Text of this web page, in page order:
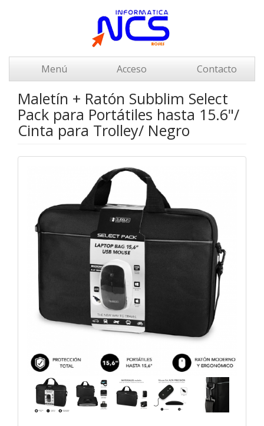
Menú Acceso Contacto
Maletín + Ratón Subblim Select
Pack para Portátiles hasta 15.6"/
Cinta para Trolley/ Negro